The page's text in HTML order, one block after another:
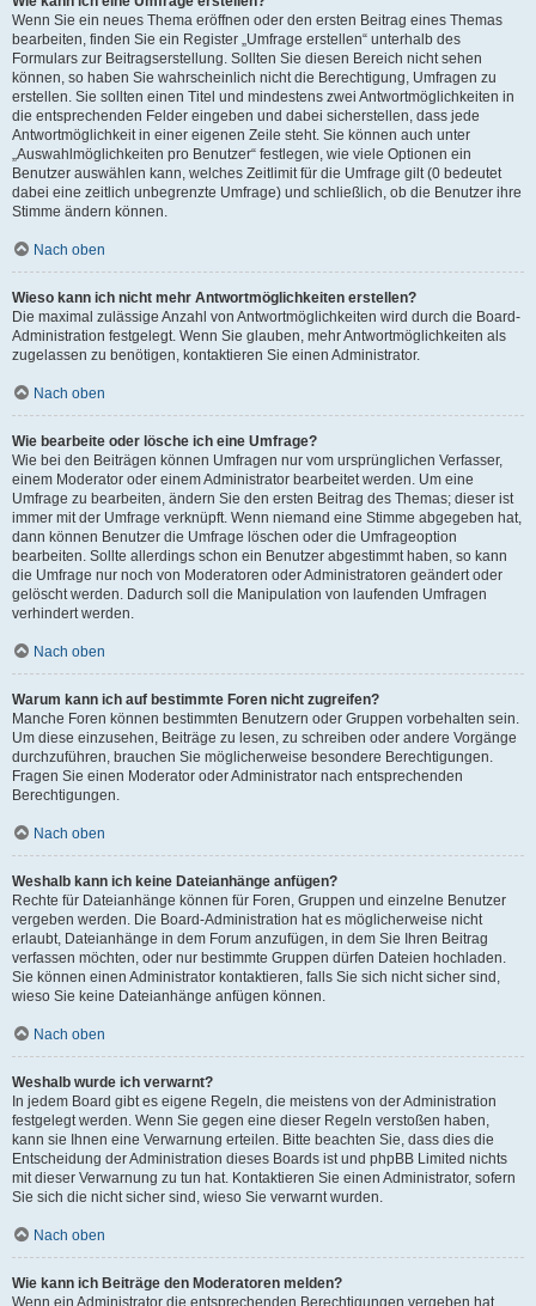
Wenn Sie ein neues Thema eröffnen oder den ersten Beitrag eines Themas
bearbeiten, finden Sie ein Register „Umfrage erstellen“ unterhalb des
Formulars zur Beitragserstellung. Sollten Sie diesen Bereich nicht sehen
können, so haben Sie wahrscheinlich nicht die Berechtigung, Umfragen zu
erstellen. Sie sollten einen Titel und mindestens zwei Antwortmöglichkeiten in
die entsprechenden Felder eingeben und dabei sicherstellen, dass jede
Antwortmöglichkeit in einer eigenen Zeile steht. Sie können auch unter
„Auswahlmöglichkeiten pro Benutzer“ festlegen, wie viele Optionen ein
Benutzer auswählen kann, welches Zeitlimit für die Umfrage gilt (0 bedeutet
dabei eine zeitlich unbegrenzte Umfrage) und schließlich, ob die Benutzer ihre
Stimme ändern können.
Nach oben
Wieso kann ich nicht mehr Antwortmöglichkeiten erstellen?
Die maximal zulässige Anzahl von Antwortmöglichkeiten wird durch die Board-
Administration festgelegt. Wenn Sie glauben, mehr Antwortmöglichkeiten als
zugelassen zu benötigen, kontaktieren Sie einen Administrator.
Nach oben
Wie bearbeite oder lösche ich eine Umfrage?
Wie bei den Beiträgen können Umfragen nur vom ursprünglichen Verfasser,
einem Moderator oder einem Administrator bearbeitet werden. Um eine
Umfrage zu bearbeiten, ändern Sie den ersten Beitrag des Themas; dieser ist
immer mit der Umfrage verknüpft. Wenn niemand eine Stimme abgegeben hat,
dann können Benutzer die Umfrage löschen oder die Umfrageoption
bearbeiten. Sollte allerdings schon ein Benutzer abgestimmt haben, so kann
die Umfrage nur noch von Moderatoren oder Administratoren geändert oder
gelöscht werden. Dadurch soll die Manipulation von laufenden Umfragen
verhindert werden.
Nach oben
Warum kann ich auf bestimmte Foren nicht zugreifen?
Manche Foren können bestimmten Benutzern oder Gruppen vorbehalten sein.
Um diese einzusehen, Beiträge zu lesen, zu schreiben oder andere Vorgänge
durchzuführen, brauchen Sie möglicherweise besondere Berechtigungen.
Fragen Sie einen Moderator oder Administrator nach entsprechenden
Berechtigungen.
Nach oben
Weshalb kann ich keine Dateianhänge anfügen?
Rechte für Dateianhänge können für Foren, Gruppen und einzelne Benutzer
vergeben werden. Die Board-Administration hat es möglicherweise nicht
erlaubt, Dateianhänge in dem Forum anzufügen, in dem Sie Ihren Beitrag
verfassen möchten, oder nur bestimmte Gruppen dürfen Dateien hochladen.
Sie können einen Administrator kontaktieren, falls Sie sich nicht sicher sind,
wieso Sie keine Dateianhänge anfügen können.
Nach oben
Weshalb wurde ich verwarnt?
In jedem Board gibt es eigene Regeln, die meistens von der Administration
festgelegt werden. Wenn Sie gegen eine dieser Regeln verstoßen haben,
kann sie Ihnen eine Verwarnung erteilen. Bitte beachten Sie, dass dies die
Entscheidung der Administration dieses Boards ist und phpBB Limited nichts
mit dieser Verwarnung zu tun hat. Kontaktieren Sie einen Administrator, sofern
Sie sich die nicht sicher sind, wieso Sie verwarnt wurden.
Nach oben
Wie kann ich Beiträge den Moderatoren melden?
Wenn ein Administrator die entsprechenden Berechtigungen vergeben hat,